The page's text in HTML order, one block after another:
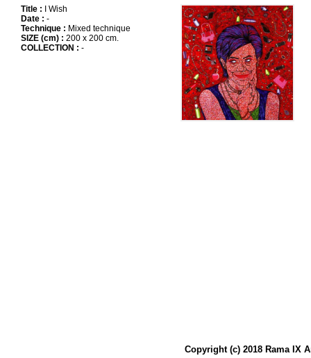
Title :
I Wish
Date : -
Technique : Mixed technique
SIZE (cm) : 200 x 200 cm.
COLLECTION : -
Copyright (c) 2018 Rama IX